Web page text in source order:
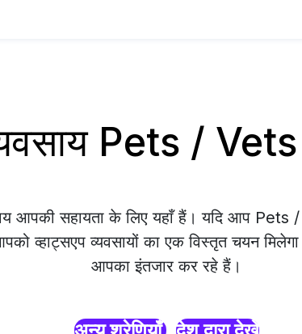
Pets /
आपकी सहायता के लिए यहाँ हैं। यदि आप
व्हाट्सएप व्यवसायों का एक विस्तृत चयन
आपका इंतजार कर रहे हैं।